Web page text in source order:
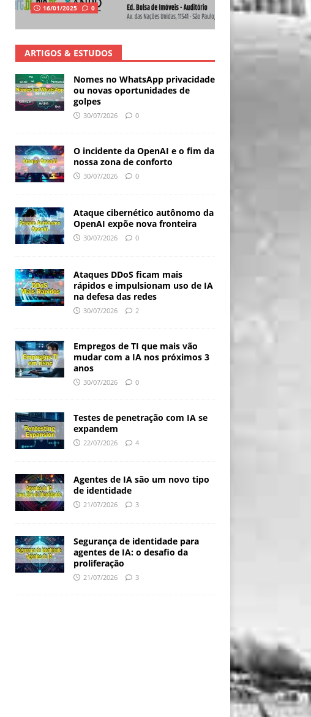
16/01/2025 0
ARTIGOS & ESTUDOS
Nomes no WhatsApp privacidade
ou novas oportunidades de
golpes
30/07/2026 0
O incidente da OpenAI e o fim da
nossa zona de conforto
30/07/2026 0
Ataque cibernético autônomo da
OpenAI expõe nova fronteira
30/07/2026 0
Ataques DDoS ficam mais
rápidos e impulsionam uso de IA
na defesa das redes
30/07/2026 2
Empregos de TI que mais vão
mudar com a IA nos próximos 3
anos
30/07/2026 0
Testes de penetração com IA se
expandem
22/07/2026 4
Agentes de IA são um novo tipo
de identidade
21/07/2026 3
Segurança de identidade para
agentes de IA: o desafio da
proliferação
21/07/2026 3